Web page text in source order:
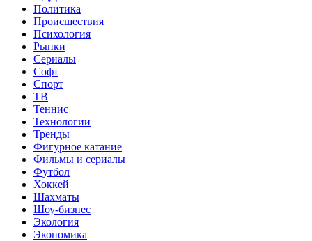
Политика
Происшествия
Психология
Рынки
Сериалы
Софт
Спорт
ТВ
Теннис
Технологии
Тренды
Фигурное катание
Фильмы и сериалы
Футбол
Хоккей
Шахматы
Шоу-бизнес
Экология
Экономика